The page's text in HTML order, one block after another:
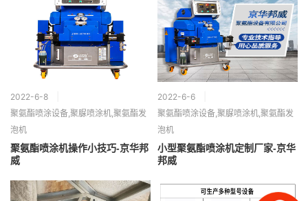
2022-6-8
聚氨酯喷涂设备,聚脲喷涂机,聚氨酯发
泡机
聚氨酯喷涂机操作小技巧-京华邦
威
2022-6-6
聚氨酯喷涂设备,聚脲喷涂机,聚氨酯发
泡机
小型聚氨酯喷涂机定制厂家-京华
邦威